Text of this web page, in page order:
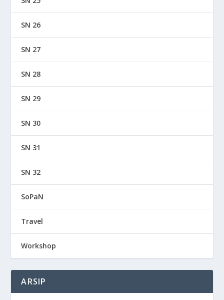
SN 26
SN 27
SN 28
SN 29
SN 30
SN 31
SN 32
SoPaN
Travel
Workshop
ARSIP